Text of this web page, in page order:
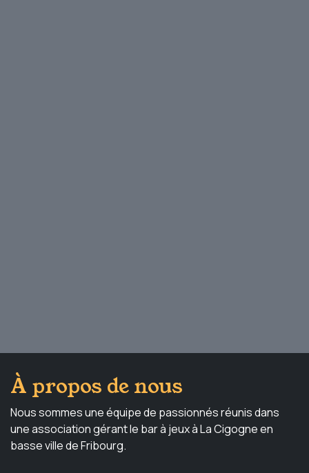
À propos de nous
Nous sommes une équipe de passionnés réunis dans
une association gérant le bar à jeux à La Cigogne en
basse ville de Fribourg.